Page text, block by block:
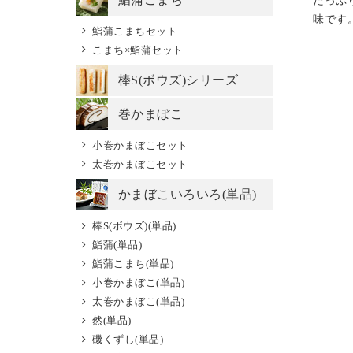
鮨蒲こまちセット
こまち×鮨蒲セット
棒S(ボウズ)シリーズ
巻かまぼこ
小巻かまぼこセット
太巻かまぼこセット
かまぼこいろいろ(単品)
棒S(ボウズ)(単品)
鮨蒲(単品)
鮨蒲こまち(単品)
小巻かまぼこ(単品)
太巻かまぼこ(単品)
然(単品)
磯くずし(単品)
味です